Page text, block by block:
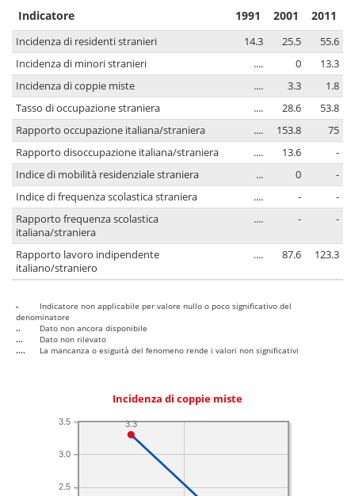
Indicatore 1991 2001 2011
Incidenza di residenti stranieri 14.3 25.5
55.6
Incidenza di minori stranieri
.... 0
13.3
Incidenza di coppie miste
.... 3.3
1.8
Tasso di occupazione straniera
.... 28.6
53.8
Rapporto occupazione italiana/straniera
.... 153.8
75
Rapporto disoccupazione italiana/straniera
.... 13.6
-
Indice di mobilità residenziale straniera
... 0
-
Indice di frequenza scolastica straniera
.... -
-
Rapporto frequenza scolastica
italiana/straniera
.... - -
Rapporto lavoro indipendente
italiano/straniero
.... 87.6 123.3
-
Indicatore non applicabile per valore nullo o poco significativo del
denominatore
..
Dato non ancora disponibile
...
Dato non rilevato
....
La mancanza o esiguità del fenomeno rende i valori non significativi
Incidenza di coppie miste
2.5
3.0
3.5 3.3